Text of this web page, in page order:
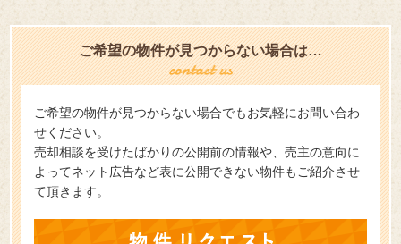
ご希望の物件が見つからない場合は…
ご希望の物件が見つからない場合でもお気軽にお問い合わ
せください。
売却相談を受けたばかりの公開前の情報や、売主の意向に
よってネット広告など表に公開できない物件もご紹介させ
て頂きます。